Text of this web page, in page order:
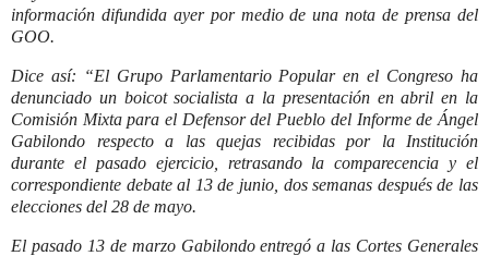
información difundida ayer por medio de una nota de prensa del
GOO.
Dice así: “El Grupo Parlamentario Popular en el Congreso ha
denunciado un boicot socialista a la presentación en abril en la
Comisión Mixta para el Defensor del Pueblo del Informe de Ángel
Gabilondo respecto a las quejas recibidas por la Institución
durante el pasado ejercicio, retrasando la comparecencia y el
correspondiente debate al 13 de junio, dos semanas después de las
elecciones del 28 de mayo.
El pasado 13 de marzo Gabilondo entregó a las Cortes Generales